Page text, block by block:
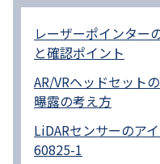
レーザーポインター
と確認ポイント
AR/VRヘッドセット
曝露の考え方
LiDARセンサーのア
60825-1